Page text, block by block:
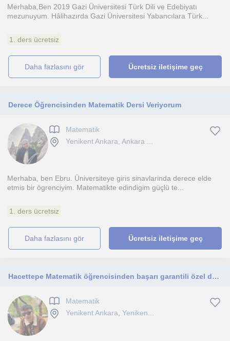
Merhaba,Ben 2019 Gazi Üniversitesi Türk Dili ve Edebiyatı
mezunuyum. Hâlihazırda Gazi Üniversitesi Yabancılara Türk...
1. ders ücretsiz
daha fazlasını gör Ücretsiz iletişime geç
Derece Öğrencisinden Matematik Dersi Veriyorum
Matematik
Yenikent Ankara, Ankara ...
Merhaba, ben Ebru. Üniversiteye giris sinavlarinda derece elde
etmis bir ögrenciyim. Matematikte edindigim güçlü te...
1. ders ücretsiz
daha fazlasını gör Ücretsiz iletişime geç
Hacettepe Matematik öğrencisinden başarı garantili özel ders
Matematik
Yenikent Ankara, Yeniken...